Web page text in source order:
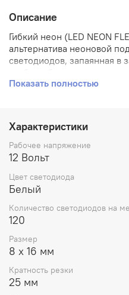
Описание
Гибкий неон (LED NEON
альтернатива неоновой
светодиодов, запаянная
прочностью, и
хрупкость, большое
монтажа и обслуживания.
сравнивают с дюралайтом,
Равномерный красивый
повышенный срок службы
далеко не полный ряд
неона.
Спектр применения очень
подсветка, написание
освещение арок, столбов,
Показать полностью
Характеристики
Рабочее напряжение
12 Вольт
Цвет светодиода
Белый
Количество светодиодов на
120
Размер
8 х 16 мм
Кратность резки
25 мм